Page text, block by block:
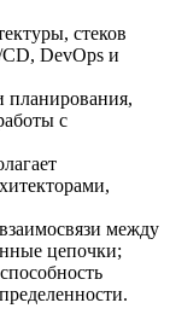
стеков
CD, DevOps и
планирования,
с
между
цепочки;